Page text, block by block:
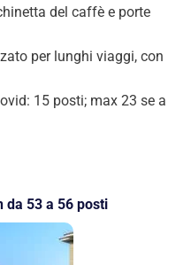
del caffè e porte
per lunghi viaggi, con
15 posti; max 23 se a
da 53 a 56 posti